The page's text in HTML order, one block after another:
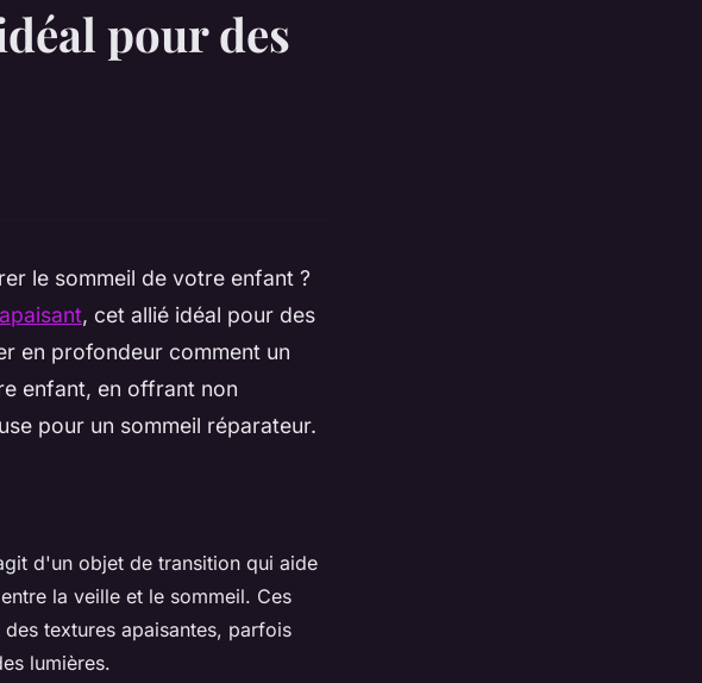
pour des
le sommeil de votre enfant ?
, cet allié idéal pour des
en profondeur comment un
enfant, en offrant non
pour un sommeil réparateur.
d'un objet de transition qui aide
la veille et le sommeil. Ces
textures apaisantes, parfois
lumières.